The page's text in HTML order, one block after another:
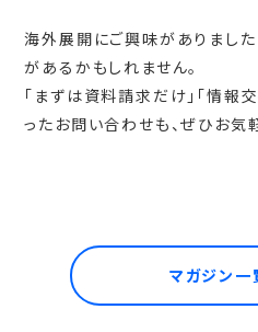
海外展開にご興味がありました
があるかもしれません。
「まずは資料請求だけ」「情報
ったお問い合わせも、ぜひお気
マガジン一